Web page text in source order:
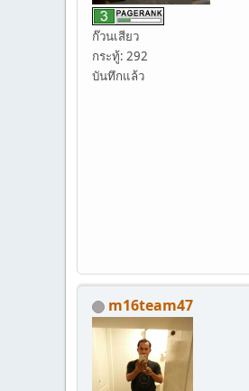
ก๊วนเสียว
กระทู้: 292
บันทึกแล้ว
m16team47